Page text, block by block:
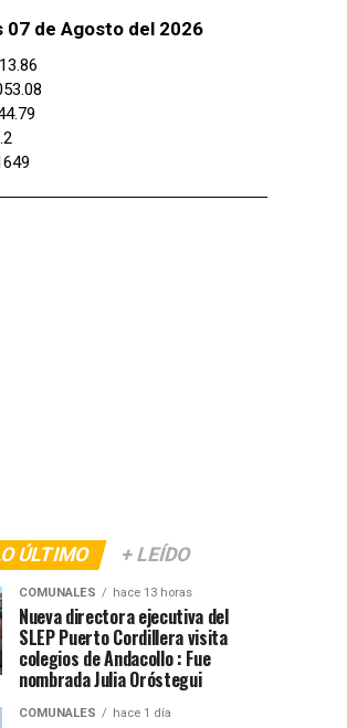
07 de Agosto del 2026
ÚLTIMO + LEÍDO
COMUNALES hace 13 horas
Nueva directora ejecutiva del
SLEP Puerto Cordillera visita
colegios de Andacollo : Fue
nombrada Julia Oróstegui
COMUNALES hace 1 día